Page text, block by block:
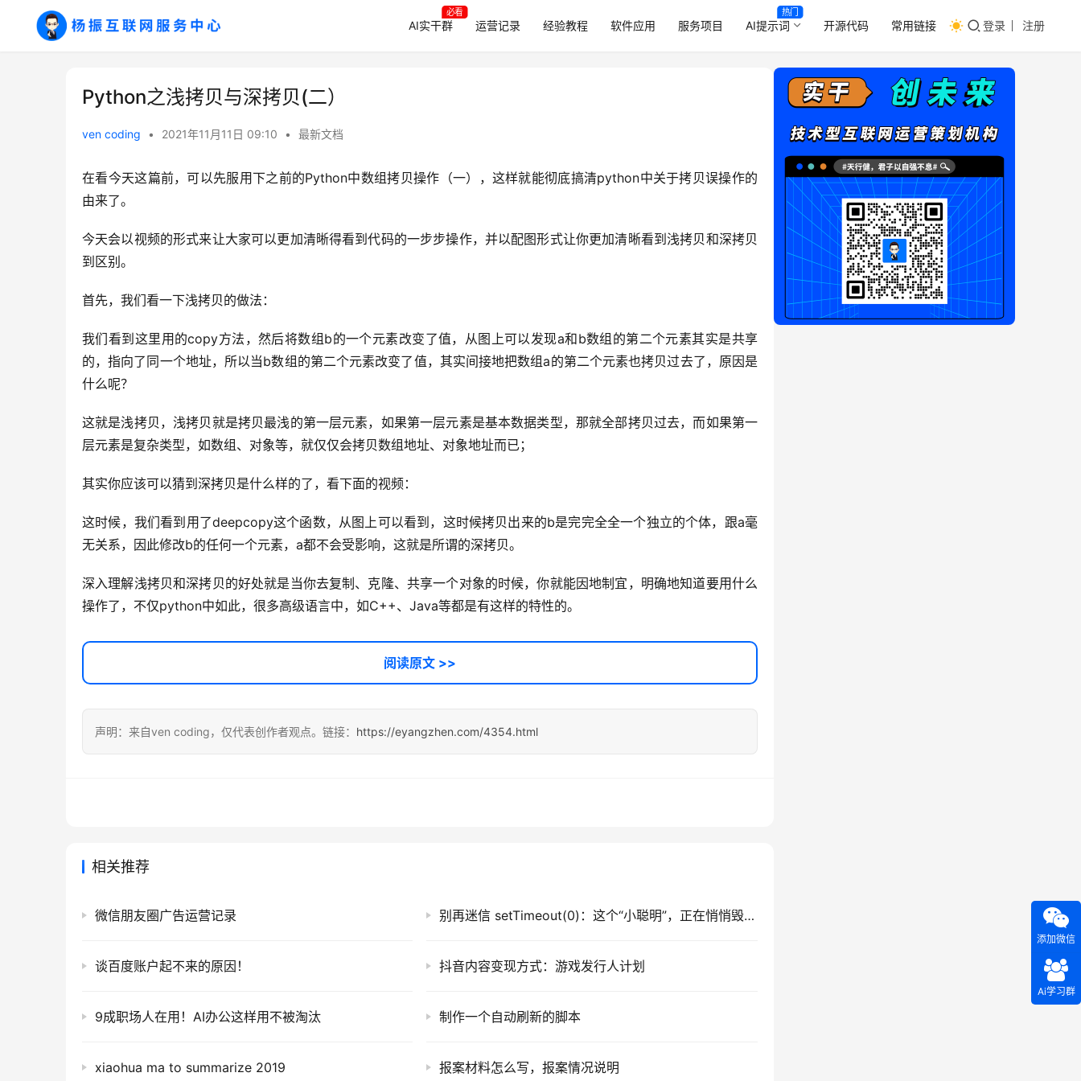
AI实干群
必看
运营记录 经验教程 软件应用 服务项目 AI提示词
热门
开源代码 常用链接 登录 注册
Python之浅拷贝与深拷贝(二）
ven coding • 2021年11月11日 09:10 • 最新文档
在看今天这篇前，可以先服用下之前的Python中数组拷贝操作（一），这样就能彻底搞清python中关于拷贝误操作的
由来了。
今天会以视频的形式来让大家可以更加清晰得看到代码的一步步操作，并以配图形式让你更加清晰看到浅拷贝和深拷贝
到区别。
首先，我们看一下浅拷贝的做法：
我们看到这里用的copy方法，然后将数组b的一个元素改变了值，从图上可以发现a和b数组的第二个元素其实是共享
的，指向了同一个地址，所以当b数组的第二个元素改变了值，其实间接地把数组a的第二个元素也拷贝过去了，原因是
什么呢？
这就是浅拷贝，浅拷贝就是拷贝最浅的第一层元素，如果第一层元素是基本数据类型，那就全部拷贝过去，而如果第一
层元素是复杂类型，如数组、对象等，就仅仅会拷贝数组地址、对象地址而已；
其实你应该可以猜到深拷贝是什么样的了，看下面的视频：
这时候，我们看到用了deepcopy这个函数，从图上可以看到，这时候拷贝出来的b是完完全全一个独立的个体，跟a毫
无关系，因此修改b的任何一个元素，a都不会受影响，这就是所谓的深拷贝。
深入理解浅拷贝和深拷贝的好处就是当你去复制、克隆、共享一个对象的时候，你就能因地制宜，明确地知道要用什么
操作了，不仅python中如此，很多高级语言中，如C++、Java等都是有这样的特性的。
阅读原文 >>
声明：来自ven coding，仅代表创作者观点。链接： https://eyangzhen.com/4354.html
相关推荐
微信朋友圈广告运营记录 别再迷信 setTimeout(0)：这个“小聪明”，正在悄悄毁掉你的前端体验
谈百度账户起不来的原因！ 抖音内容变现方式：游戏发行人计划
9成职场人在用！AI办公这样用不被淘汰 制作一个自动刷新的脚本
xiaohua ma to summarize 2019 报案材料怎么写，报案情况说明
添加微信
Ai学习群